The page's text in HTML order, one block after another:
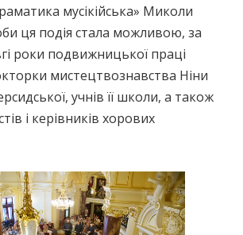
мусікійська» Миколи
ця подія стала можливою, за
роки подвижницької праці
мистецтвознавства Ніни
учнів її школи, а також
і керівників хорових